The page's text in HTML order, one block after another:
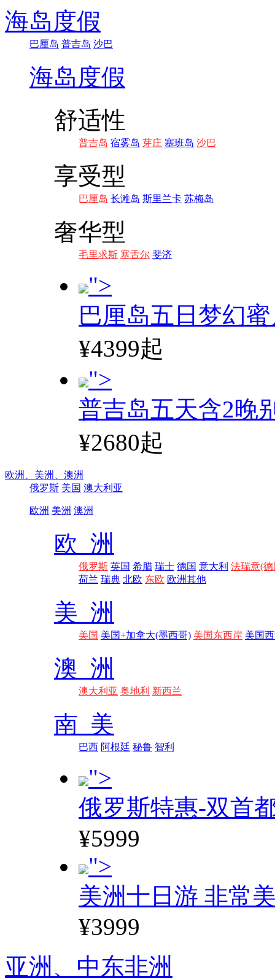
海岛度假
巴厘岛 普吉岛 沙巴
海岛度假
舒适性
普吉岛 宿雾岛 芽庄 塞班岛 沙巴
享受型
巴厘岛 长滩岛 斯里兰卡 苏梅岛
奢华型
毛里求斯 塞舌尔 斐济
">
巴厘岛五日梦幻
¥4399起
">
普吉岛五天含2晚
¥2680起
欧洲、 美洲、 澳洲
俄罗斯 美国 澳大利亚
欧洲 美洲 澳洲
欧 洲
俄罗斯 英国 希腊 瑞士 德国 意大利 法瑞意(德
荷兰 瑞典 北欧 东欧 欧洲其他
美 洲
美国 美国+加拿大(墨西哥) 美国东西岸 美国
澳 洲
澳大利亚 奥地利 新西兰
南 美
巴西 阿根廷 秘鲁 智利
">
俄罗斯特惠-双首
¥5999
">
美洲十日游 非常
¥3999
亚洲、 中东非洲